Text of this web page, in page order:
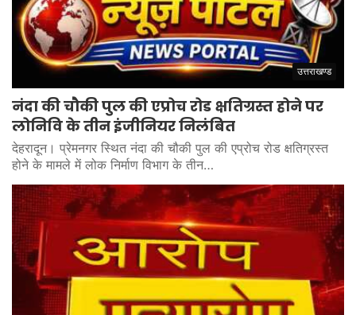
उत्तराखण्ड
नंदा की चौकी पुल की एप्रोच रोड क्षतिग्रस्त होने पर
लोनिवि के तीन इंजीनियर निलंबित
देहरादून। प्रेमनगर स्थित नंदा की चौकी पुल की एप्रोच रोड क्षतिग्रस्त
होने के मामले में लोक निर्माण विभाग के तीन…